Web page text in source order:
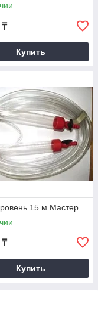
₸
Купить
15 м Мастер
₸
Купить